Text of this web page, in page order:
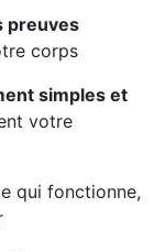
preuves
corps
simples et
votre
qui fonctionne,